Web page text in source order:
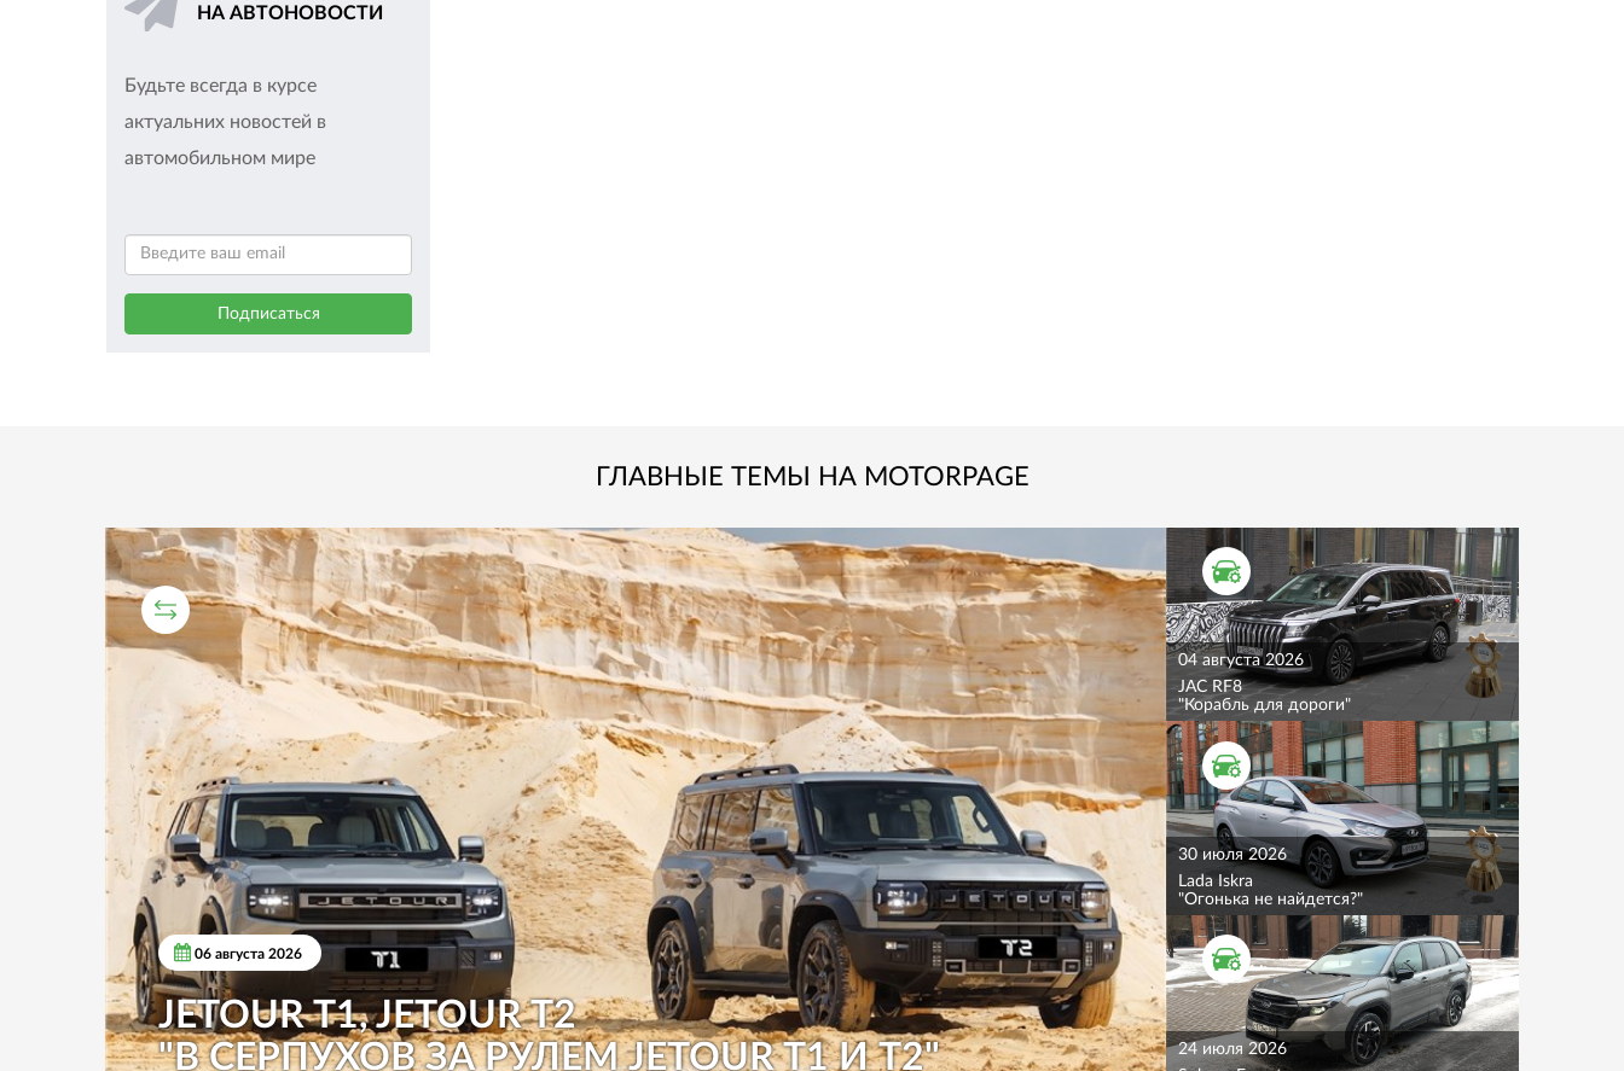
НА АВТОНОВОСТИ
Будьте всегда в курсе
актуальних новостей в
автомобильном мире
ГЛАВНЫЕ ТЕМЫ НА MOTORPAGE
СРАВНИТЕЛЬНЫЙ ТЕСТ
06 августа 2026
JETOUR T1, JETOUR T2
"В СЕРПУХОВ ЗА РУЛЕМ JETOUR T1 И T2"
ТЕСТ ДРАЙВ
04 августа 2026
JAC RF8
"Корабль для дороги"
ТЕСТ ДРАЙВ
30 июля 2026
Lada Iskra
"Огонька не найдется?"
ТЕСТ ДРАЙВ
24 июля 2026